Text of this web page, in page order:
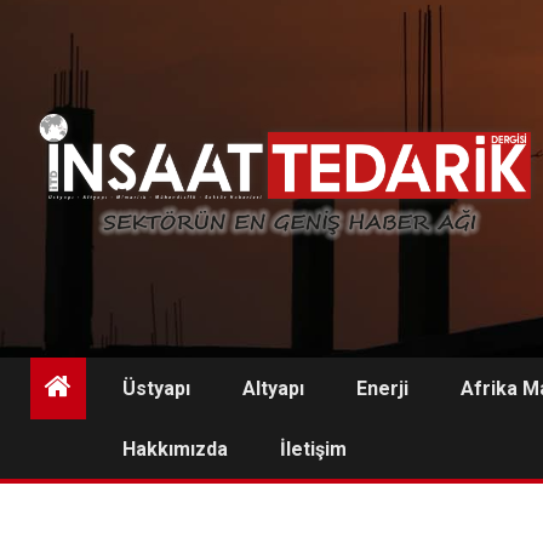
content
Üstyapı Altyapı Enerji Afrika
Hakkımızda İletişim